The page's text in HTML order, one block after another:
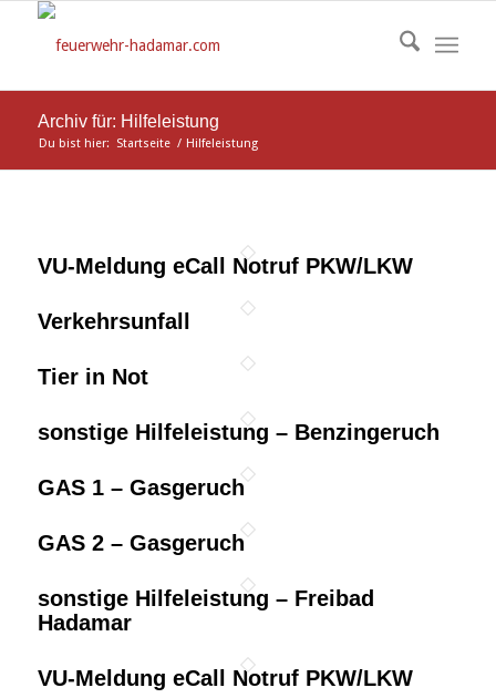
Archiv für: Hilfeleistung
Du bist hier: Startseite / Hilfeleistung
VU-Meldung eCall Notruf PKW/LKW
Verkehrsunfall
Tier in Not
sonstige Hilfeleistung – Benzingeruch
GAS 1 – Gasgeruch
GAS 2 – Gasgeruch
sonstige Hilfeleistung – Freibad
Hadamar
VU-Meldung eCall Notruf PKW/LKW